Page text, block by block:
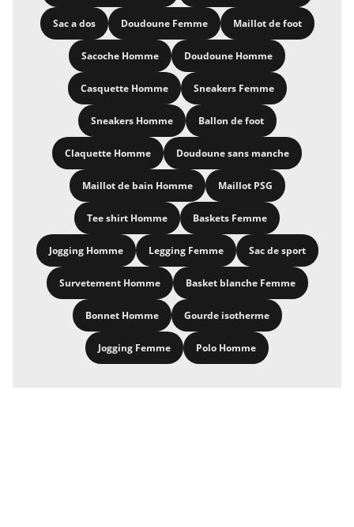
Sac a dos Doudoune Femme Maillot de foot
Sacoche Homme Doudoune Homme
Casquette Homme Sneakers Femme
Sneakers Homme Ballon de foot
Claquette Homme Doudoune sans manche
Maillot de bain Homme Maillot PSG
Tee shirt Homme Baskets Femme
Jogging Homme Legging Femme Sac de sport
Survetement Homme Basket blanche Femme
Bonnet Homme Gourde isotherme
Jogging Femme Polo Homme